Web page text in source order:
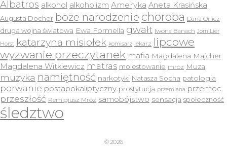
Albatros alkohol alkoholizm Ameryka Aneta Krasińska
Augusta Docher boże narodzenie choroba Daria Orlicz
druga wojna światowa Ewa Formella gwałt Iwona Banach Jorn Lier
Horst katarzyna misiołek komisarz lekarz lipcowe
wyzwanie przeczytanek mafia Magdalena Majcher
Magdalena Witkiewicz matras molestowanie mróz Muza
muzyka namiętność narkotyki Natasza Socha patologia
porwanie postapokaliptyczny prostytucja przemiana przemoc
przeszłość Remigiusz Mróz samobójstwo sensacja społeczność
śledztwo
© 2026